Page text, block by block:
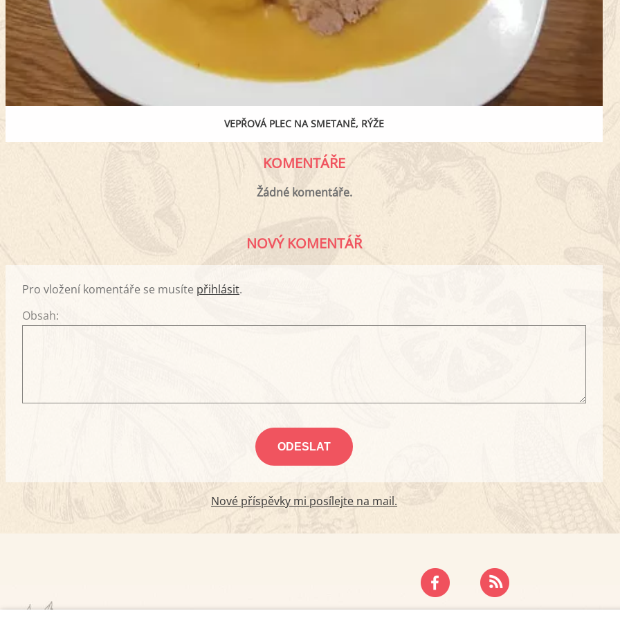
VEPŘOVÁ PLEC NA SMETANĚ, RÝŽE
KOMENTÁŘE
Žádné komentáře.
NOVÝ KOMENTÁŘ
Pro vložení komentáře se musíte přihlásit.
Obsah:
Nové příspěvky mi posílejte na mail.